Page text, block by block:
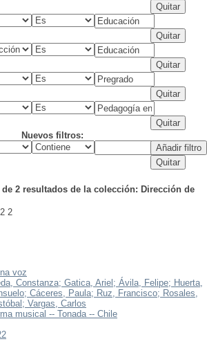
Nuevos filtros:
2 resultados de la colección: Dirección de
2
voz
Constanza; Gatica, Ariel; Ávila, Felipe; Huerta,
Cáceres, Paula; Ruz, Francisco; Rosales,
Vargas, Carlos
musical -- Tonada -- Chile